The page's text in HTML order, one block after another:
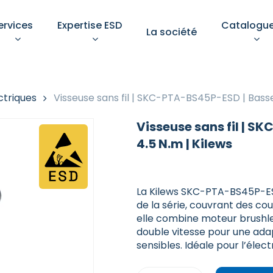
une catégorie
Sélectionnez une catégorie
niveau
Expertise ESD
de protection
des décharges
n’est pas une
c’est une exigence
de
travail ESD conforme
Un poste bien aménagé
à la fois la sécurité des
opérateurs, la conformité
la pérennité des
La société
Visseuse sans fil | SKC-PTA-BS45P-ESD |
Visseuse sans fil |
4.5 N.m | Kilews
La Kilews SKC-PTA-BS45P-
de la série, couvrant des
elle combine moteur
double vitesse pour une
sensibles. Idéale pour